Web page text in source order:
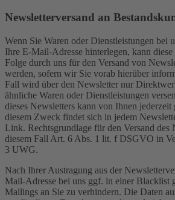
Newsletterversand an
Wenn Sie Waren oder Dienstleistungen bei
Ihre E-Mail-Adresse hinterlegen, kann
Folge durch uns für den Versand von
werden, sofern wir Sie vorab hierüber
Fall wird über den Newsletter nur
ähnliche Waren oder Dienstleistungen
dieses Newsletters kann von Ihnen
diesem Zweck findet sich in jedem
Link. Rechtsgrundlage für den Versand des
diesem Fall Art. 6 Abs. 1 lit. f DSGVO in
3 UWG.
Nach Ihrer Austragung aus der
Mail-Adresse bei uns ggf. in einer Blacklist
Mailings an Sie zu verhindern. Die Daten